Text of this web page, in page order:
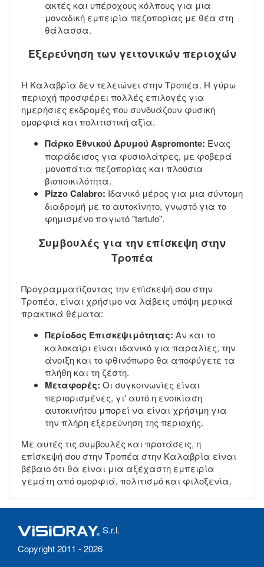
ακτές και υπέροχους κόλπους για μια
μοναδική εμπειρία πεζοπορίας με θέα στη
θάλασσα.
Εξερεύνηση των γειτονικών περιοχών
Η Καλαβρία δεν τελειώνει στην Τροπέα. Η γύρω
περιοχή προσφέρει πολλές επιλογές για
ημερήσιες εκδρομές που συνδυάζουν φυσική
ομορφιά και πολιτιστική αξία.
Πάρκο Εθνικού Δρυμού Aspromonte: Ένας
παράδεισος για φυσιολάτρες, με φοβερά
μονοπάτια πεζοπορίας και πλούσια
βιοποικιλότητα.
Pizzo Calabro: Ιδανικό μέρος για μια σύντομη
διαδρομή με το αυτοκίνητο, γνωστό για το
φημισμένο παγωτό "tartufo".
Συμβουλές για την επίσκεψη στην
Τροπέα
Προγραμματίζοντας την επίσκεψή σου στην
Τροπέα, είναι χρήσιμο να λάβεις υπόψη μερικά
πρακτικά θέματα:
Περίοδος Επισκεψιμότητας: Αν και το
καλοκαίρι είναι ιδανικό για παραλίες, την
άνοιξη και το φθινόπωρο θα αποφύγετε τα
πλήθη και τη ζέστη.
Μεταφορές: Οι συγκοινωνίες είναι
περιορισμένες, γι' αυτό η ενοικίαση
αυτοκινήτου μπορεί να είναι χρήσιμη για
την πλήρη εξερεύνηση της περιοχής.
Με αυτές τις συμβουλές και προτάσεις, η
επίσκεψή σου στην Τροπέα στην Καλαβρία είναι
βέβαιο ότι θα είναι μια αξέχαστη εμπειρία
γεμάτη από ομορφιά, πολιτισμό και φιλοξενία.
S.r.l.
Copyright 2011 - 2026